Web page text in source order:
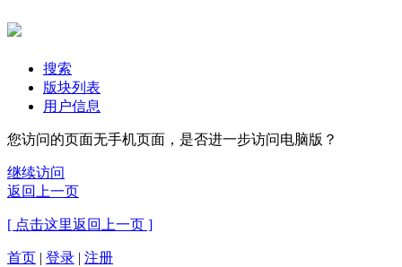
搜索
版块列表
用户信息
您访问的页面无手机页面，是否进一步访问电脑版？
继续访问
返回上一页
[ 点击这里返回上一页 ]
首页 | 登录 | 注册